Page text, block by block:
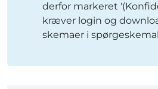
derfor markeret
kræver login og
skemaer i